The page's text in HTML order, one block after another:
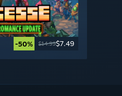
-50% $14.99$7.49